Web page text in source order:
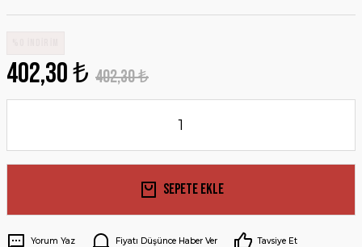
402,30 ₺ 402,30 ₺
Sepete Ekle
Yorum Yaz Fiyatı Düşünce Haber Ver Tavsiye Et